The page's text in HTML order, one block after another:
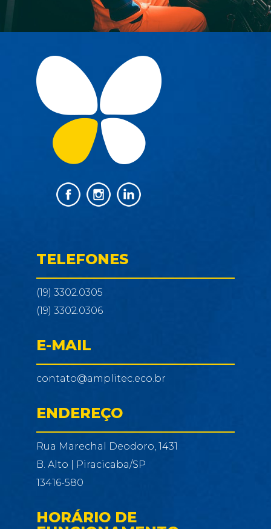
TELEFONES
(19) 3302.0305
(19) 3302.0306
E-MAIL
contato@amplitec.eco.br
ENDEREÇO
Rua Marechal Deodoro, 1431
B. Alto | Piracicaba/SP
13416-580
HORÁRIO DE